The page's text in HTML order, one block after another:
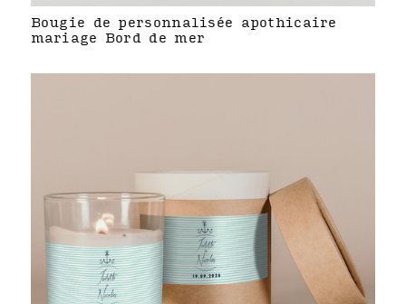
Bougie de personnalisée apothicaire
mariage Bord de mer